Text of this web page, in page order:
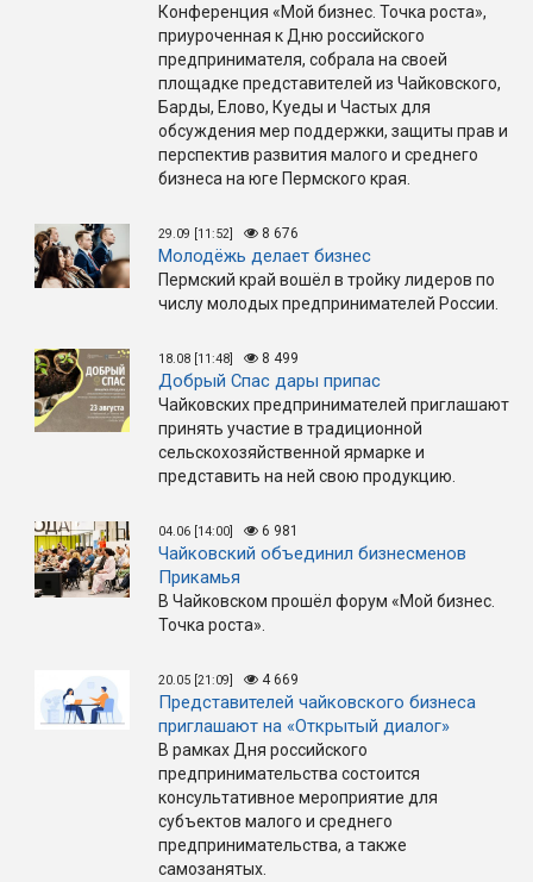
Конференция «Мой бизнес. Точка роста»,
приуроченная к Дню российского
предпринимателя, собрала на своей
площадке представителей из Чайковского,
Барды, Елово, Куеды и Частых для
обсуждения мер поддержки, защиты прав и
перспектив развития малого и среднего
бизнеса на юге Пермского края.
29.09 [11:52] 8 676
Молодёжь делает бизнес
Пермский край вошёл в тройку лидеров по
числу молодых предпринимателей России.
18.08 [11:48] 8 499
Добрый Спас дары припас
Чайковских предпринимателей приглашают
принять участие в традиционной
сельскохозяйственной ярмарке и
представить на ней свою продукцию.
04.06 [14:00] 6 981
Чайковский объединил бизнесменов
Прикамья
В Чайковском прошёл форум «Мой бизнес.
Точка роста».
20.05 [21:09] 4 669
Представителей чайковского бизнеса
приглашают на «Открытый диалог»
В рамках Дня российского
предпринимательства состоится
консультативное мероприятие для
субъектов малого и среднего
предпринимательства, а также
самозанятых.